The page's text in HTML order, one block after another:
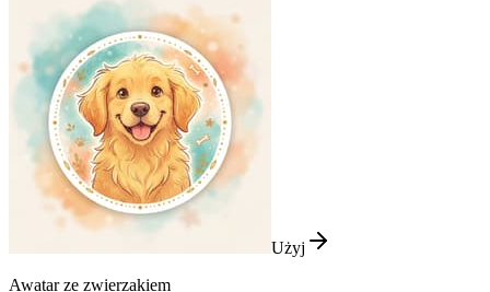
Użyj
Awatar ze zwierzakiem